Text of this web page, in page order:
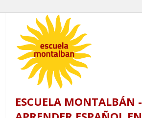
content
ESCUELA MONTALBÁN -